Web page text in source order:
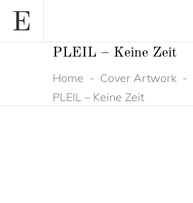
PLEIL – Keine Zeit
Home - Cover Artwork -
PLEIL – Keine Zeit